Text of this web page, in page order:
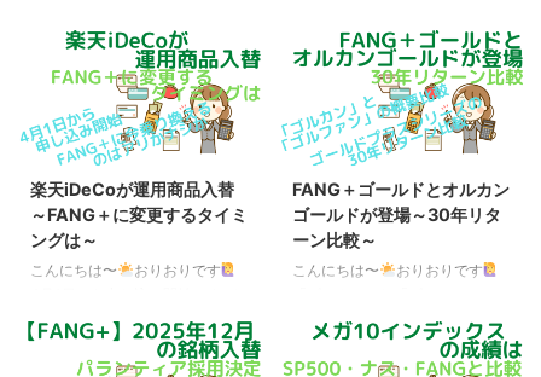
楽天iDeCoが運用商品入替
～FANG＋に変更するタイミ
ングは～
こんにちは〜
おりおりです
からの予定通り、4月1日から正
式に楽天証券iDeCoの運用商品が
入替えになりました。 追加され
FANG＋ゴールドとオルカン
ゴールドが登場～30年リタ
ーン比較～
こんにちは〜
おりおりです
概要比較 現在、人気沸騰中の
「ゴルプラ」（Tracers S&P500
ゴールドプラス）と「ゴルナス」